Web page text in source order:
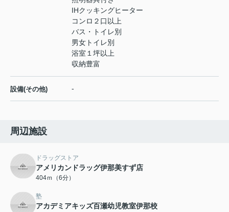
IHクッキングヒーター
コンロ２口以上
バス・トイレ別
男女トイレ別
浴室１坪以上
収納豊富
設備(その他) -
周辺施設
ドラッグストア
アメリカンドラッグ伊那美すず店
404ｍ（6分）
塾
アカデミアキッズ百瀬幼児教室伊那校